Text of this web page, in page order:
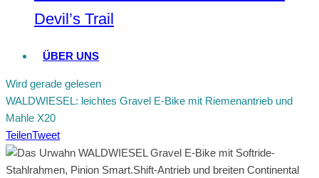
Devil’s Trail
ÜBER UNS
Wird gerade gelesen
WALDWIESEL: leichtes Gravel E-Bike mit Riemenantrieb und
Mahle X20
TeilenTweet